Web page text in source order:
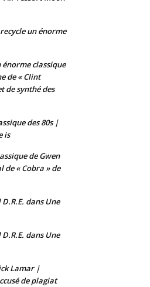
un énorme
énorme classique
de « Clint
de synthé des
des 80s |
is
de Gwen
de « Cobra » de
dans Une
dans Une
Lamar |
de plagiat